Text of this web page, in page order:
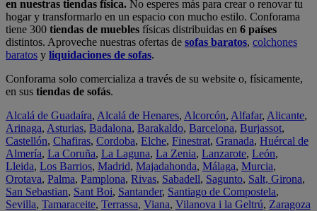
en nuestras tiendas física. No esperes más para crear o renovar tu
hogar y transformarlo en un espacio con mucho estilo. Conforama
tiene 300 tiendas de muebles físicas distribuidas en 6 países
distintos. Aproveche nuestras ofertas de sofas baratos, colchones
baratos y liquidaciones de sofas.
Conforama solo comercializa a través de su website o, físicamente,
en sus tiendas de sofás.
Alcalá de Guadaíra, Alcalá de Henares, Alcorcón, Alfafar, Alicante,
Arinaga, Asturias, Badalona, Barakaldo, Barcelona, Burjassot,
Castellón, Chafiras, Cordoba, Elche, Finestrat, Granada, Huércal de
Almería, La Coruña, La Laguna, La Zenia, Lanzarote, León,
Lleida, Los Barrios, Madrid, Majadahonda, Málaga, Murcia,
Orotava, Palma, Pamplona, Rivas, Sabadell, Sagunto, Salt, Girona,
San Sebastian, Sant Boi, Santander, Santiago de Compostela,
Sevilla, Tamaraceite, Terrassa, Viana, Vilanova i la Geltrú, Zaragoza